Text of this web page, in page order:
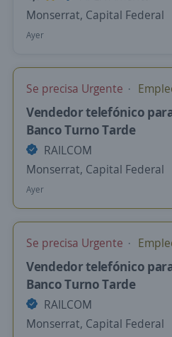
Monserrat, Capital Federal
Ayer
Se precisa Urgente
Vendedor telefónico
Banco Turno Tarde
RAILCOM
Monserrat, Capital Federal
Ayer
Se precisa Urgente
Vendedor telefónico
Banco Turno Tarde
RAILCOM
Monserrat, Capital Federal